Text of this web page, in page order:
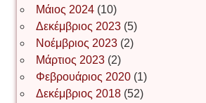
Іван Буртик
Іван Наконечний
Μάιος 2024(10)
Δεκέμβριος 2023(5)
Νοέμβριος 2023(2)
Μάρτιος 2023(2)
Φεβρουάριος 2020(1)
Δεκέμβριος 2018(52)